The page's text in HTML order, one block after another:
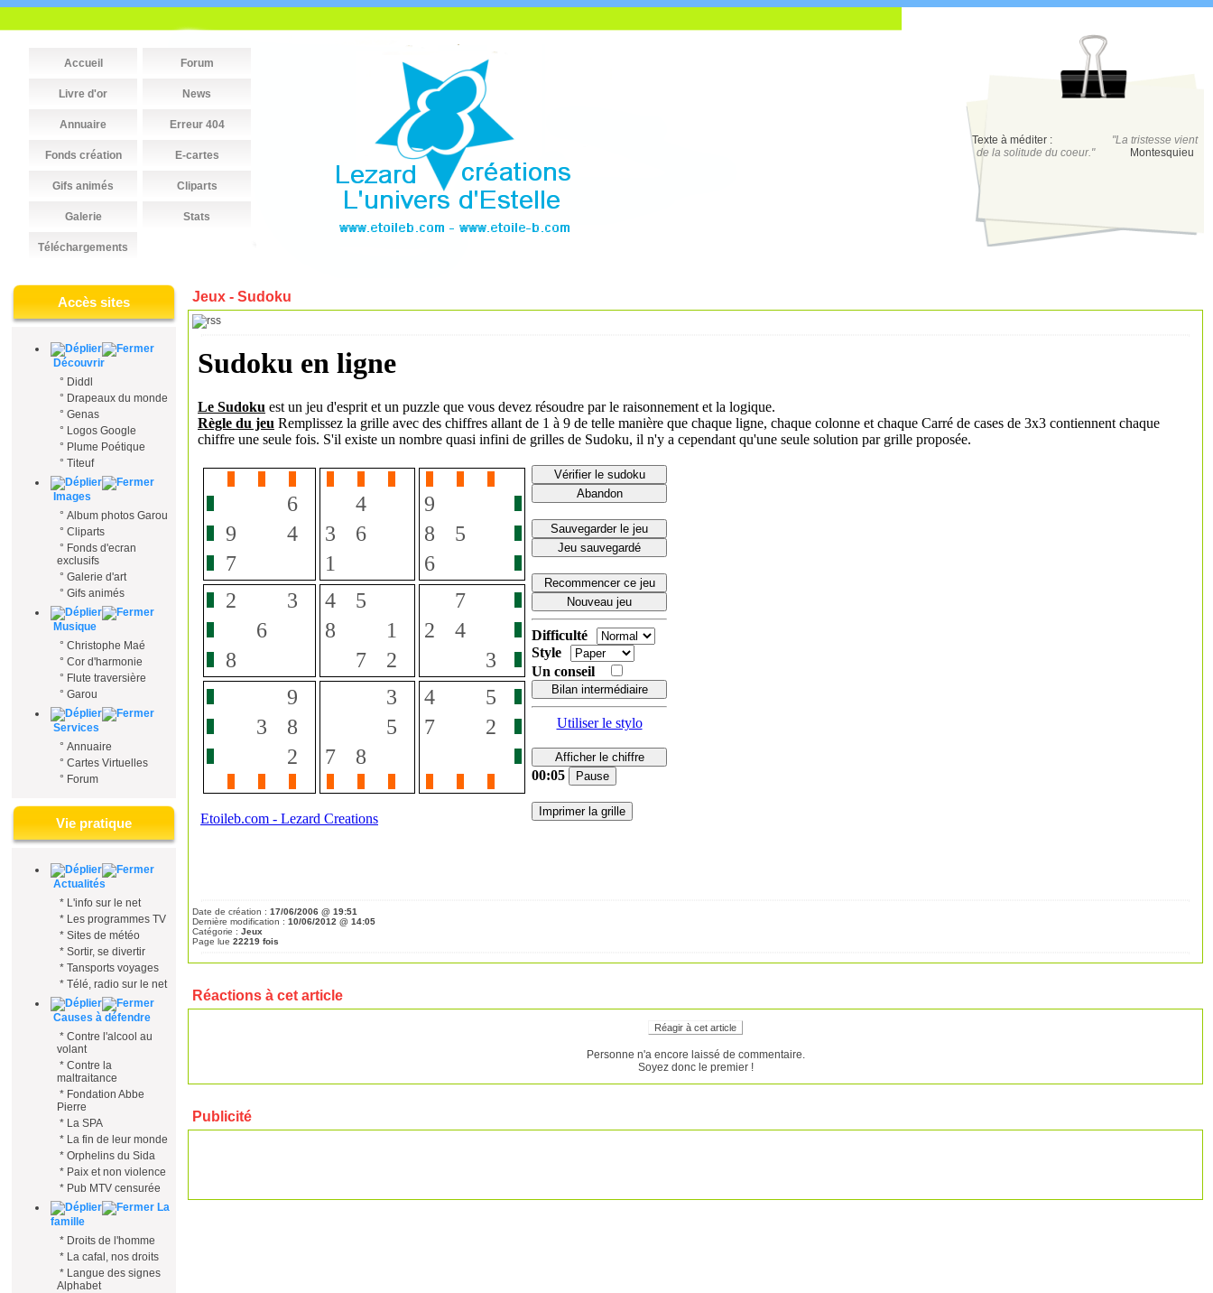
Accueil Forum
Livre d'or News
Annuaire Erreur 404
Fonds création E-cartes
Gifs animés Cliparts
Galerie Stats
Téléchargements
Texte à méditer :
"La tristesse vient
de la solitude du coeur."
Montesquieu
Accès sites
Découvrir
° Diddl
° Drapeaux du monde
° Genas
° Logos Google
° Plume Poétique
° Titeuf
Images
° Album photos Garou
° Cliparts
° Fonds d'ecran
exclusifs
° Galerie d'art
° Gifs animés
Musique
° Christophe Maé
° Cor d'harmonie
° Flute traversière
° Garou
Services
° Annuaire
° Cartes Virtuelles
° Forum
Vie pratique
Actualités
* L'info sur le net
* Les programmes TV
* Sites de météo
* Sortir, se divertir
* Tansports voyages
* Télé, radio sur le net
Causes à défendre
* Contre l'alcool au
volant
* Contre la
maltraitance
* Fondation Abbe
Pierre
* La SPA
* La fin de leur monde
* Orphelins du Sida
* Paix et non violence
* Pub MTV censurée
La
famille
* Droits de l'homme
* La cafal, nos droits
* Langue des signes
Alphabet
Jeux - Sudoku
Date de création : 17/06/2006 @ 19:51
Dernière modification : 10/06/2012 @ 14:05
Catégorie : Jeux
Page lue 22219 fois
Réactions à cet article
Réagir à cet article
Personne n'a encore laissé de commentaire.
Soyez donc le premier !
Publicité